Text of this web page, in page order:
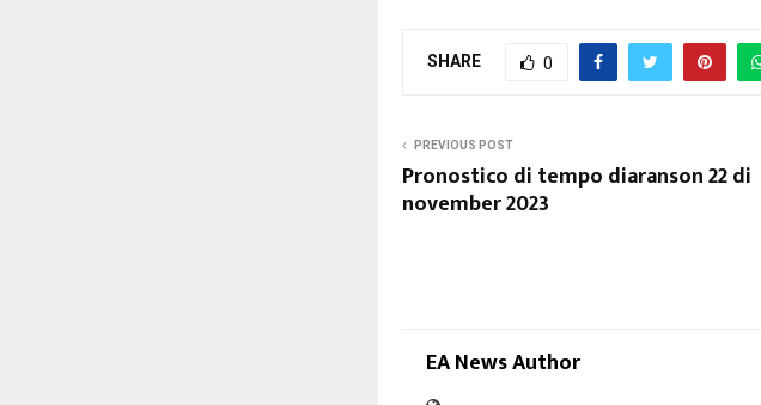
SHARE 0
PREVIOUS POST
Pronostico di tempo diaranson 22 di
november 2023
EA News Author